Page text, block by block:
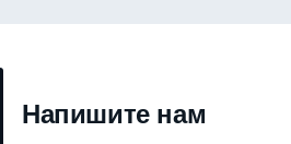
Напишите нам